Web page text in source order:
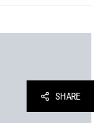
SHARE